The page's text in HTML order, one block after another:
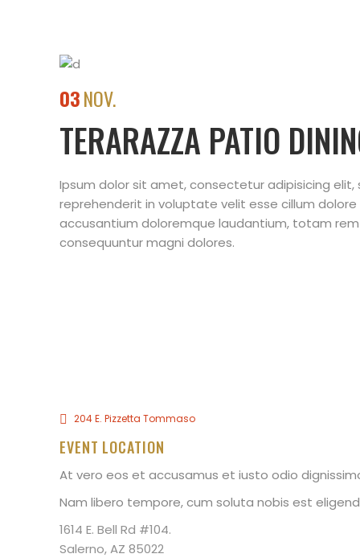
03NOV.
TERARAZZA PATIO
Ipsum dolor sit amet, consectetur adipisicing
reprehenderit in voluptate velit esse cillum
accusantium doloremque laudantium, totam
consequuntur magni dolores.
204 E. Pizzetta Tommaso
EVENT LOCATION
At vero eos et accusamus et iusto odio
Nam libero tempore, cum soluta nobis est
1614 E. Bell Rd #104.
Salerno, AZ 85022